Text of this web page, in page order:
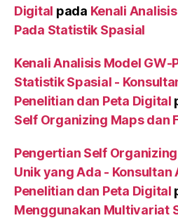
Digital pada Kenali
Pada Statistik Spasial
Kenali Analisis Model GW-
Statistik Spasial -
Penelitian dan Peta Digital
Self Organizing Maps dan
Pengertian Self
Unik yang Ada - Konsultan
Penelitian dan Peta Digital
Menggunakan Multivariat